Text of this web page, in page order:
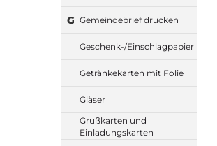
G Gemeindebrief drucken
Geschenk-/Einschlagpapier
Getränkekarten mit Folie
Gläser
Grußkarten und
Einladungskarten